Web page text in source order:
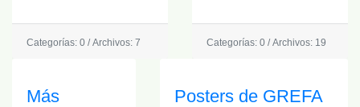
Categorías: 0/Archivos: 7 Categorías: 0/Archivos: 19
Más
Posters de GREFA